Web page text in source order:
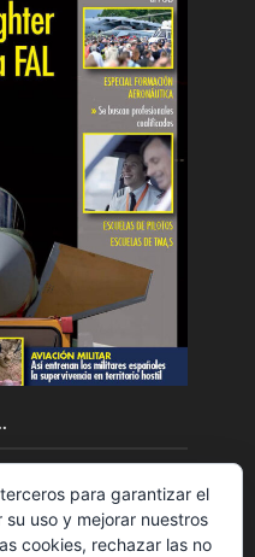
para garantizar el
uso y mejorar nuestros
cookies, rechazar las no